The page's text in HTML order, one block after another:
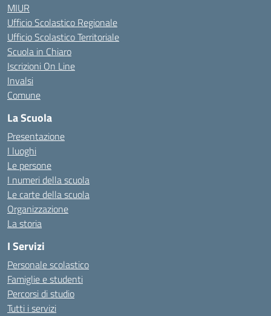
MIUR
Ufficio Scolastico Regionale
Ufficio Scolastico Territoriale
Scuola in Chiaro
Iscrizioni On Line
Invalsi
Comune
La Scuola
Presentazione
I luoghi
Le persone
I numeri della scuola
Le carte della scuola
Organizzazione
La storia
I Servizi
Personale scolastico
Famiglie e studenti
Percorsi di studio
Tutti i servizi